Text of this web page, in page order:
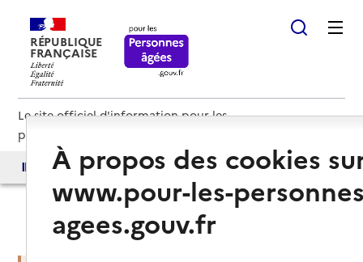
RÉPUBLIQUE
FRANÇAISE
Le site officiel d'information pour les
personnes âgées et les aidants
Accès aux annuaires Accès par besoin
À propos des cookies
www.pour-les-
agees.gouv.fr